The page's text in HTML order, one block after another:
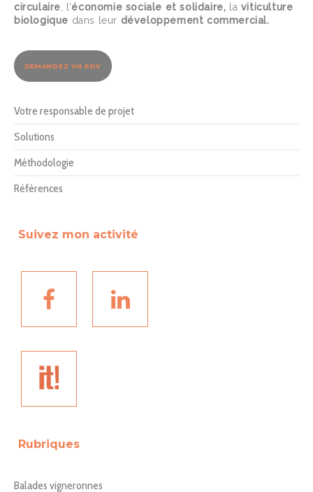
circulaire , l’économie sociale et solidaire, la viticulture
biologique dans leur développement commercial.
DEMANDEZ UN RDV
Votre responsable de projet
Solutions
Méthodologie
Références
Suivez mon activité
Rubriques
Balades vigneronnes